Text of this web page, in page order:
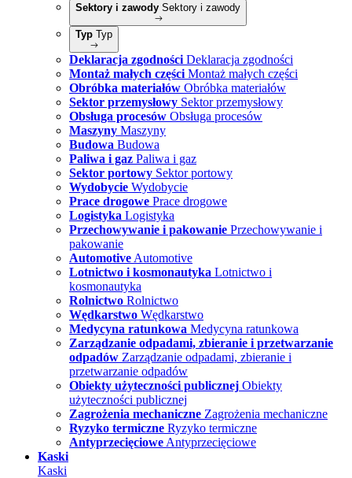
Sektory i zawody Sektory i zawody
Typ Typ
Deklaracja zgodności Deklaracja zgodności
Montaż małych części Montaż małych części
Obróbka materiałów Obróbka materiałów
Sektor przemysłowy Sektor przemysłowy
Obsługa procesów Obsługa procesów
Maszyny Maszyny
Budowa Budowa
Paliwa i gaz Paliwa i gaz
Sektor portowy Sektor portowy
Wydobycie Wydobycie
Prace drogowe Prace drogowe
Logistyka Logistyka
Przechowywanie i pakowanie Przechowywanie i
pakowanie
Automotive Automotive
Lotnictwo i kosmonautyka Lotnictwo i
kosmonautyka
Rolnictwo Rolnictwo
Wędkarstwo Wędkarstwo
Medycyna ratunkowa Medycyna ratunkowa
Zarządzanie odpadami, zbieranie i przetwarzanie
odpadów Zarządzanie odpadami, zbieranie i
przetwarzanie odpadów
Obiekty użyteczności publicznej Obiekty
użyteczności publicznej
Zagrożenia mechaniczne Zagrożenia mechaniczne
Ryzyko termiczne Ryzyko termiczne
Antyprzecięciowe Antyprzecięciowe
Kaski
Kaski